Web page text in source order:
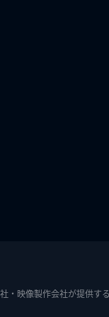
・映像製作会社が提供す